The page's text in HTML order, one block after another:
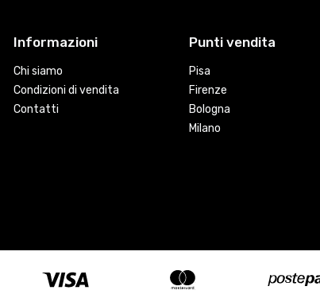
Informazioni
Chi siamo
Condizioni di vendita
Contatti
Punti vendita
Pisa
Firenze
Bologna
Milano